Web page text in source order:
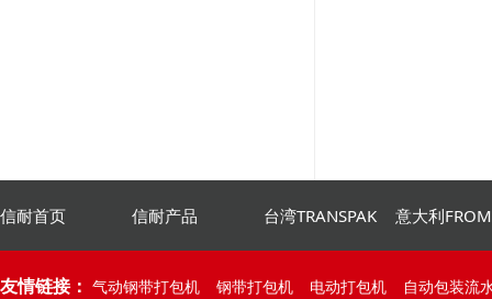
信耐首页 信耐产品 台湾TRANSPAK 意大利
友情链接： 气动钢带打包机 钢带打包机 电动打包机 自动包装流